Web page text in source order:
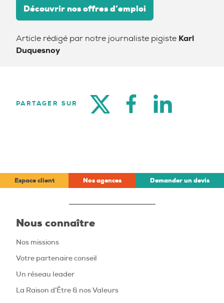
Découvrir nos offres d’emploi
Article rédigé par notre journaliste pigiste Karl
Duquesnoy
PARTAGER SUR
TWITTER FACEBOOK
Espace client Nos agences Demander un devis
Nous connaître
Nos missions
Votre partenaire conseil
Un réseau leader
La Raison d’Être & nos Valeurs